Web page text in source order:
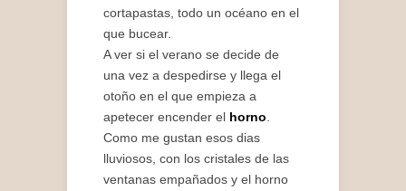
cortapastas, todo un océano en el
que bucear.
A ver si el verano se decide de
una vez a despedirse y llega el
otoño en el que empieza a
apetecer encender el horno
Como me gustan esos dias
lluviosos, con los cristales de las
ventanas empañados y el horno